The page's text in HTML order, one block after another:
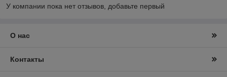
У компании пока нет отзывов, добавьте первый
О нас
Контакты